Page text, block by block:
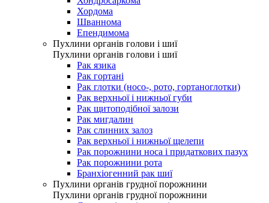
Хордома
Шваннома
Епендимома
Пухлини органів голови і шиї
Пухлини органів голови і шиї
Рак язика
Рак гортані
Рак глотки (носо-, рото, гортаноглотки)
Рак верхньої і нижньої губи
Рак щитоподібної залози
Рак мигдалин
Рак слинних залоз
Рак верхньої і нижньої щелепи
Рак порожнини носа і придаткових пазух
Рак порожнини рота
Бранхіогенний рак шиї
Пухлини органів грудної порожнини
Пухлини органів грудної порожнини